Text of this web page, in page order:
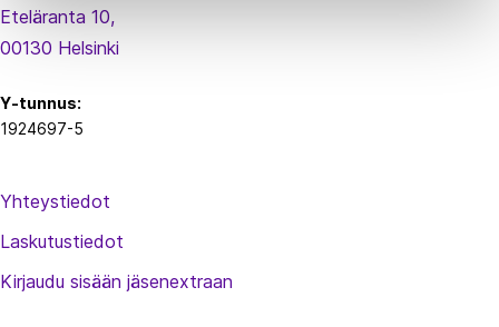
Eteläranta 10,
00130 Helsinki
Y-tunnus:
1924697-5
Yhteystiedot
Laskutustiedot
Kirjaudu sisään jäsenextraan